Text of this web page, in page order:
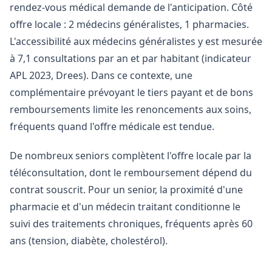
rendez-vous médical demande de l'anticipation. Côté
offre locale : 2 médecins généralistes, 1 pharmacies.
L'accessibilité aux médecins généralistes y est mesurée
à 7,1 consultations par an et par habitant (indicateur
APL 2023, Drees). Dans ce contexte, une
complémentaire prévoyant le tiers payant et de bons
remboursements limite les renoncements aux soins,
fréquents quand l'offre médicale est tendue.
De nombreux seniors complètent l'offre locale par la
téléconsultation, dont le remboursement dépend du
contrat souscrit. Pour un senior, la proximité d'une
pharmacie et d'un médecin traitant conditionne le
suivi des traitements chroniques, fréquents après 60
ans (tension, diabète, cholestérol).